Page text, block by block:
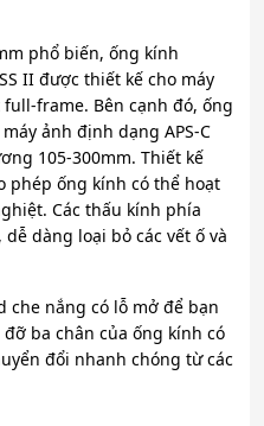
phổ biến, ống kính
II được thiết kế cho máy
frame. Bên cạnh đó, ống
ảnh định dạng APS-C
105-300mm. Thiết kế
phép ống kính có thể hoạt
Các thấu kính phía
dàng loại bỏ các vết ố và
che nắng có lỗ mở để bạn
ba chân của ống kính có
đổi nhanh chóng từ các